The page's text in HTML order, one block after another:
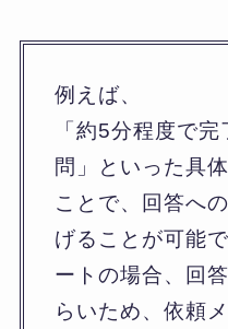
例えば、
「約5分程度で
問」といった具
ことで、回答へ
げることが可能
ートの場合、回
らいため、依頼